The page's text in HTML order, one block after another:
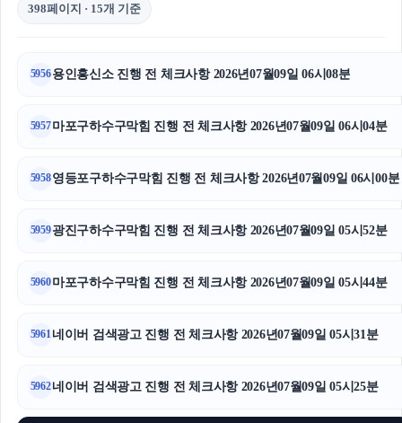
서초구하수구막힘
수원형사전문변호사
쏘나타 장기렌트
398페이지 · 15개 기준
5956용인흥신소 진행 전 체크사항 2026년07월09일 06시08분
5957마포구하수구막힘 진행 전 체크사항 2026년07월09일 06시04분
5958영등포구하수구막힘 진행 전 체크사항 2026년07월09일 06시00분
5959광진구하수구막힘 진행 전 체크사항 2026년07월09일 05시52분
5960마포구하수구막힘 진행 전 체크사항 2026년07월09일 05시44분
5961네이버 검색광고 진행 전 체크사항 2026년07월09일 05시31분
5962네이버 검색광고 진행 전 체크사항 2026년07월09일 05시25분